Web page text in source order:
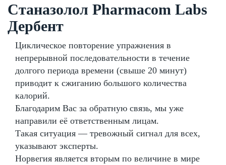
Станазолол Pharmacom Labs
Дербент
Циклическое повторение упражнения в
непрерывной последовательности в течение
долгого периода времени (свыше 20 минут)
приводит к сжиганию большого количества
калорий.
Благодарим Вас за обратную связь, мы уже
направили её ответственным лицам.
Такая ситуация — тревожный сигнал для всех,
указывают эксперты.
Норвегия является вторым по величине в мире